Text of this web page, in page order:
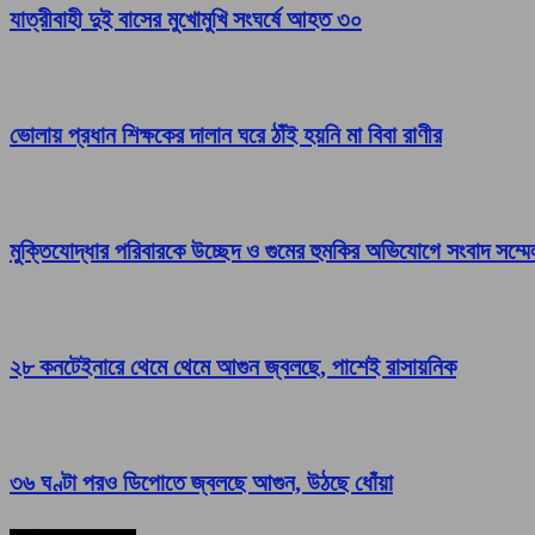
যাত্রীবাহী দুই বাসের মুখোমুখি সংঘর্ষে আহত ৩০
ভোলায় প্রধান শিক্ষকের দালান ঘরে ঠাঁই হয়নি মা বিবা রাণীর
মুক্তিযোদ্ধার পরিবারকে উচ্ছেদ ও গুমের হুমকির অভিযোগে সংবাদ
২৮ কনটেইনারে থেমে থেমে আগুন জ্বলছে, পাশেই রাসায়নিক
৩৬ ঘণ্টা পরও ডিপোতে জ্বলছে আগুন, উঠছে ধোঁয়া